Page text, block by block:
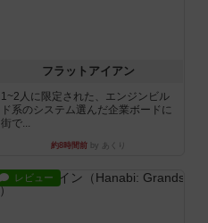
フラットアイアン
1~2人に限定された、エンジンビル
ド系のシステム選んだ企業ボードに
街で...
約8時間前 by あくり
レビュー